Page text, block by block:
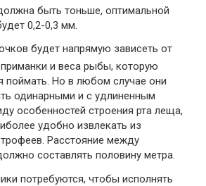
быть тоньше, оптимальной
0,2-0,3 мм.
будет напрямую зависеть от
и веса рыбы, которую
поймать. Но в любом случае они
одинарными и с удлиненным
особенностей строения рта леща,
удобно извлекать из
Расстояние между
составлять половину метра.
потребуются, чтобы исполнять